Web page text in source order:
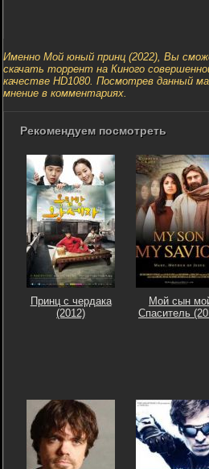
Именно Мой юный принц (2022), Вы
скачать торрент на Киного
качестве HD1080. Посмотрев данный
мнение в комментариях.
Рекомендуем посмотреть
Принц с чердака
(2012)
Мой сын
Спаситель